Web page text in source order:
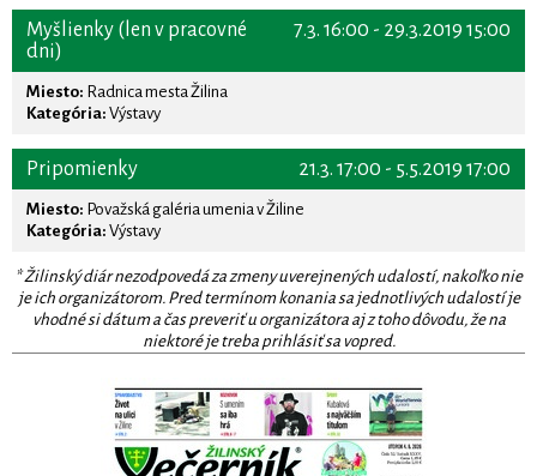
7.3. 16:00 - 29.3.2019 15:00
Myšlienky (len v pracovné
dni)
Miesto: Radnica mesta Žilina
Kategória: Výstavy
21.3. 17:00 - 5.5.2019 17:00
Pripomienky
Miesto: Považská galéria umenia v Žiline
Kategória: Výstavy
* Žilinský diár nezodpovedá za zmeny uverejnených udalostí, nakoľko nie
je ich organizátorom. Pred termínom konania sa jednotlivých udalostí je
vhodné si dátum a čas preveriť u organizátora aj z toho dôvodu, že na
niektoré je treba prihlásiť sa vopred.